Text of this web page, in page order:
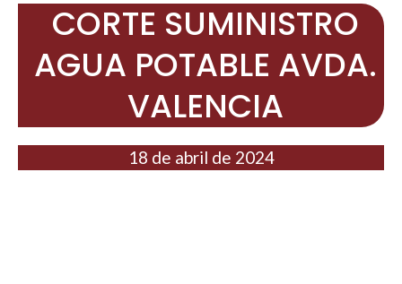
CORTE SUMINISTRO
AGUA POTABLE AVDA.
VALENCIA
18 de abril de 2024